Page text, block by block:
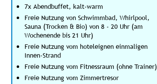
7x Abendbuffet, kalt-warm
Freie Nutzung von Schwimmbad, Whirlpool,
Sauna (Trocken & Bio) von 8 - 20 Uhr (am
Wochenende bis 21 Uhr)
Freie Nutzung vom hoteleignen einmaligen
Innen-Strand
Freie Nutzung vom Fitnessraum (ohne Trainer)
Freie Nutzung vom Zimmertresor